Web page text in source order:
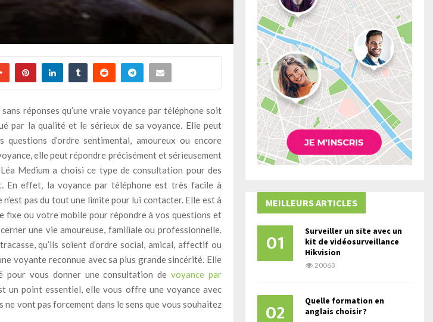
réponses qu’une vraie voyance par téléphone soit
par la qualité et le sérieux de sa voyance. Elle peut
d’ordre sentimental, amoureux ou encore
elle peut répondre précisément et sérieusement
Medium a choisi ce type de consultation pour des
En effet, la voyance par téléphone est très facile à
n’est pas du tout une limite pour lui contacter. Elle est à
ou votre mobile pour répondre à vos questions et
une vie amoureuse, familiale ou professionnelle.
qu’ils soient d’ordre social, amical, affectif ou
voyante reconnue avec sa plus grande sincérité. Elle
pour vous donner une consultation devoyance par
un point essentiel, elle vous offre une voyance avec
ne vont pas forcement dans le sens que vous souhaitez
MEILLEURS ARTICLES
01
Surveiller un site avec un
kit de vidéosurveillance
Hikvision
20063
02
Quelle formation en
anglais choisir ?